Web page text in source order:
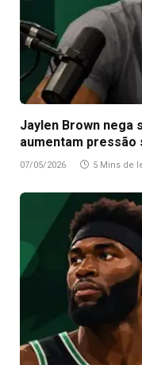
Jaylen Brown nega
aumentam pressão
07/05/2026 5 Mins de